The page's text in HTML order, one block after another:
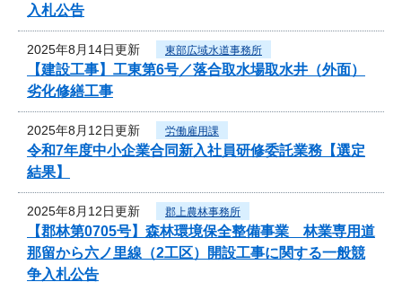
入札公告
2025年8月14日更新 東部広域水道事務所
【建設工事】工東第6号／落合取水場取水井（外面）
劣化修繕工事
2025年8月12日更新 労働雇用課
令和7年度中小企業合同新入社員研修委託業務【選定
結果】
2025年8月12日更新 郡上農林事務所
【郡林第0705号】森林環境保全整備事業 林業専用道
那留から六ノ里線（2工区）開設工事に関する一般競
争入札公告